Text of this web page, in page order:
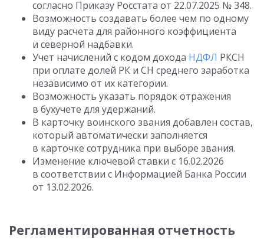
согласно Приказу Росстата от 22.07.2025 № 348.
Возможность создавать более чем по одному
виду расчета для районного коэффициента
и северной надбавки.
Учет начислений с кодом дохода НДФЛ РКСН
при оплате долей РК и СН среднего заработка
независимо от их категории.
Возможность указать порядок отражения
в бухучете для удержаний.
В карточку воинского звания добавлен состав,
который автоматически заполняется
в карточке сотрудника при выборе звания.
Изменение ключевой ставки с 16.02.2026
в соответствии с Информацией Банка России
от 13.02.2026.
Регламентированная отчетность